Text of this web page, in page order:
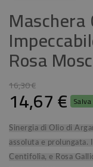
Maschera
Rosa
16,30 €
14,67 €
Sinergia di Olio di
assoluta e prolungata.
Centifolia, e Rosa